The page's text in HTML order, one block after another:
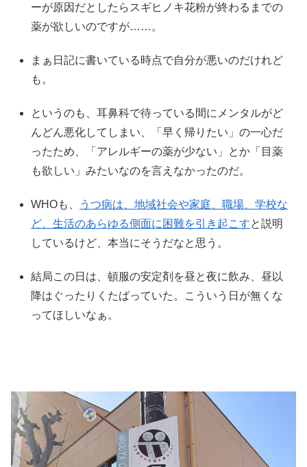
ーが原因だとしたらスギヒノキ花粉が終わるまでの
薬が欲しいのですが……。
まぁ日記に書いている時点で自分が悪いのだけれど
も。
というのも、耳鼻科で待っている間にメンタルがど
んどん悪化してしまい、「早く帰りたい」の一心だ
ったため、「アレルギーの薬が少ない」とか「目薬
も欲しい」みたいなのを言えなかったのだ。
WHOも、
うつ病は、地域社会や家庭、職場、学校な
ど、生活のあらゆる側面に困難を引き起こすと説明
しているけど、本当にそうだなと思う。
結局この日は、頓服の安定剤を昼と夜に飲み、昼以
降はぐったりくたばっていた。こういう日が無くな
ってほしいなぁ。